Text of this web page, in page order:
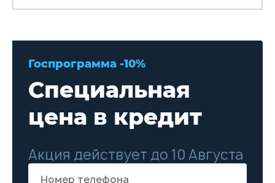
Госпрограмма -10%
Специальная
цена в кредит
Акция действует до 10 Августа